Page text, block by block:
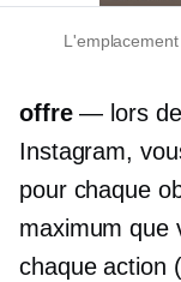
offre— lors de
Instagram,
pour chaque
maximum que
chaque action